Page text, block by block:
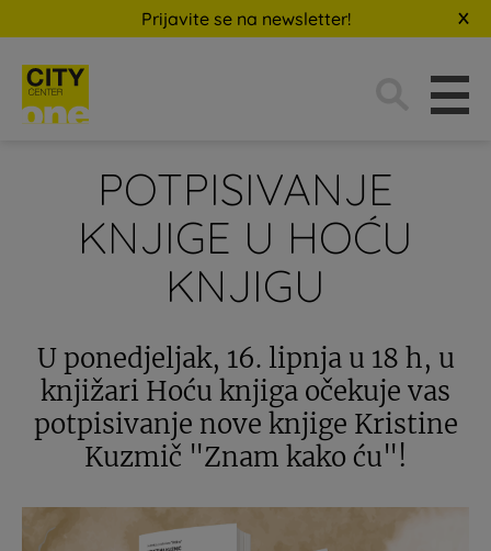
Prijavite se na newsletter!
POTPISIVANJE
KNJIGE U HOĆU
KNJIGU
U ponedjeljak, 16. lipnja u 18 h, u
knjižari Hoću knjiga očekuje vas
potpisivanje nove knjige Kristine
Kuzmič "Znam kako ću"!